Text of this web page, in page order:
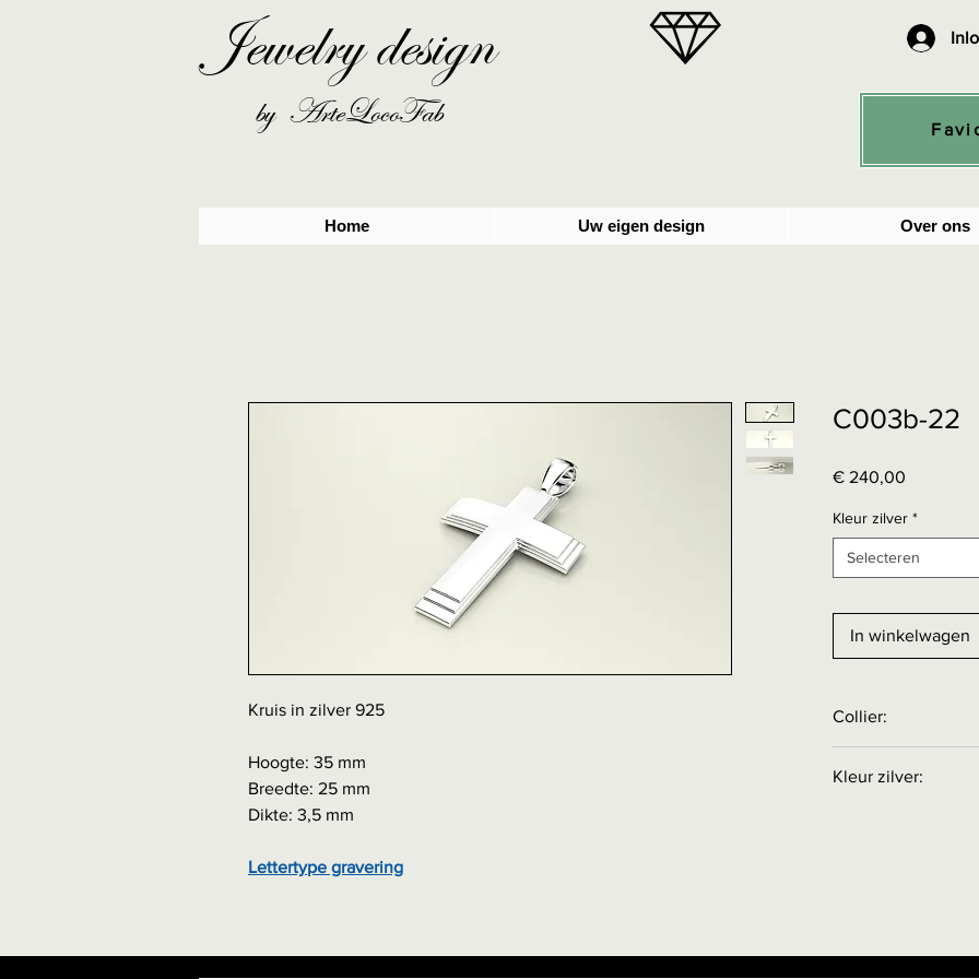
Jewelry design
by ArteLocoFab
Home Uw eigen design Over ons
Kruis in zilver 925
Hoogte: 35 mm
Breedte: 25 mm
Dikte: 3,5 mm
Lettertype gravering
C003b-22
€ 240,00
Kleur zilver *
Selecteren
In winkelwagen
Collier:
Collier apart
Kleur zilver: